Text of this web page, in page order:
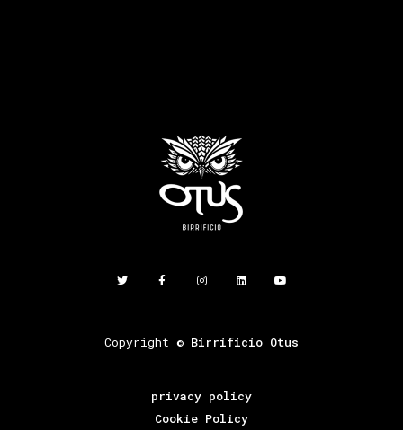
Copyright © Birrificio Otus
privacy policy
Cookie Policy